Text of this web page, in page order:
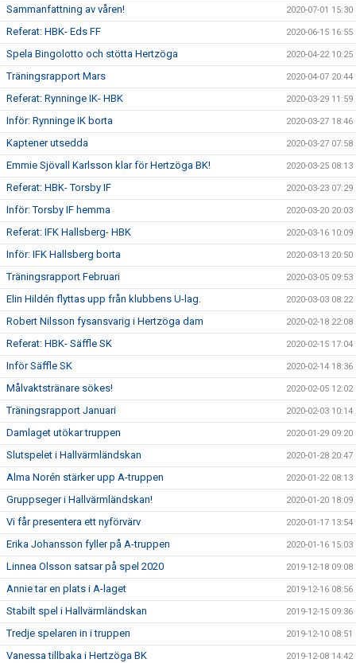
Sammanfattning av våren! 2020-07-01 15:30
Referat: HBK- Eds FF 2020-06-15 16:55
Spela Bingolotto och stötta Hertzöga 2020-04-22 10:25
Träningsrapport Mars 2020-04-07 20:44
Referat: Rynninge IK- HBK 2020-03-29 11:59
Inför: Rynninge IK borta 2020-03-27 18:46
Kaptener utsedda 2020-03-27 07:58
Emmie Sjövall Karlsson klar för Hertzöga BK! 2020-03-25 08:13
Referat: HBK- Torsby IF 2020-03-23 07:29
Inför: Torsby IF hemma 2020-03-20 20:03
Referat: IFK Hallsberg- HBK 2020-03-16 10:09
Inför: IFK Hallsberg borta 2020-03-13 20:50
Träningsrapport Februari 2020-03-05 09:53
Elin Hildén flyttas upp från klubbens U-lag. 2020-03-03 08:22
Robert Nilsson fysansvarig i Hertzöga dam 2020-02-18 22:08
Referat: HBK- Säffle SK 2020-02-15 17:04
Inför Säffle SK 2020-02-14 18:36
Målvaktstränare sökes! 2020-02-05 12:02
Träningsrapport Januari 2020-02-03 10:14
Damlaget utökar truppen 2020-01-29 09:20
Slutspelet i Hallvärmländskan 2020-01-28 20:47
Alma Norén stärker upp A-truppen 2020-01-22 08:13
Gruppseger i Hallvärmländskan! 2020-01-20 18:09
Vi får presentera ett nyförvärv 2020-01-17 13:54
Erika Johansson fyller på A-truppen 2020-01-16 15:03
Linnea Olsson satsar på spel 2020 2019-12-18 09:08
Annie tar en plats i A-laget 2019-12-16 08:56
Stabilt spel i Hallvärmländskan 2019-12-15 09:36
Tredje spelaren in i truppen 2019-12-10 08:51
Vanessa tillbaka i Hertzöga BK 2019-12-08 14:42